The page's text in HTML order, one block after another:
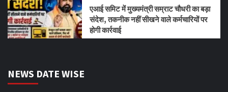
एआई समिट में मुख्यमंत्री सम्राट चौधरी का बड़ा
संदेश, तकनीक नहीं सीखने वाले कर्मचारियों पर
होगी कार्रवाई
NEWS DATE WISE